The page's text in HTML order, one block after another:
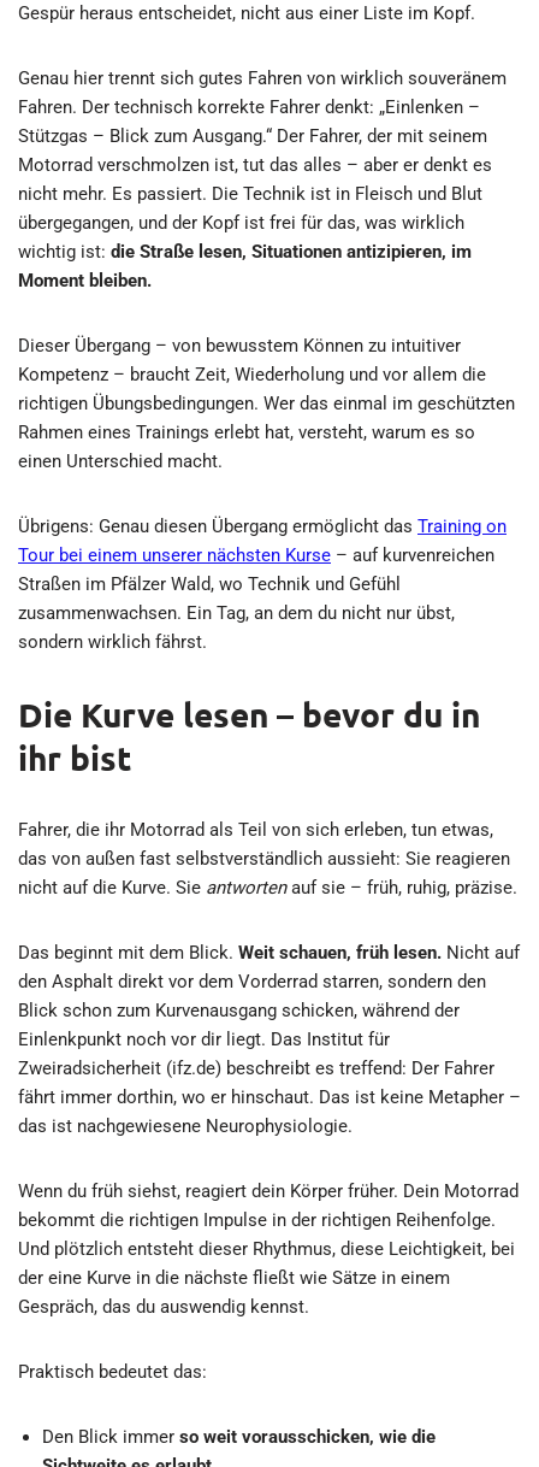
Gespür heraus entscheidet, nicht aus einer Liste im Kopf.
Genau hier trennt sich gutes Fahren von wirklich souveränem
Fahren. Der technisch korrekte Fahrer denkt: „Einlenken –
Stützgas – Blick zum Ausgang.“ Der Fahrer, der mit seinem
Motorrad verschmolzen ist, tut das alles – aber er denkt es
nicht mehr. Es passiert. Die Technik ist in Fleisch und Blut
übergegangen, und der Kopf ist frei für das, was wirklich
wichtig ist: die Straße lesen, Situationen antizipieren, im
Moment bleiben.
Dieser Übergang – von bewusstem Können zu intuitiver
Kompetenz – braucht Zeit, Wiederholung und vor allem die
richtigen Übungsbedingungen. Wer das einmal im geschützten
Rahmen eines Trainings erlebt hat, versteht, warum es so
einen Unterschied macht.
Übrigens: Genau diesen Übergang ermöglicht das Training on
Tour bei einem unserer nächsten Kurse – auf kurvenreichen
Straßen im Pfälzer Wald, wo Technik und Gefühl
zusammenwachsen. Ein Tag, an dem du nicht nur übst,
sondern wirklich fährst.
Die Kurve lesen – bevor du in
ihr bist
Fahrer, die ihr Motorrad als Teil von sich erleben, tun etwas,
das von außen fast selbstverständlich aussieht: Sie reagieren
nicht auf die Kurve. Sie antwortenauf sie – früh, ruhig, präzise.
Das beginnt mit dem Blick. Weit schauen, früh lesen. Nicht auf
den Asphalt direkt vor dem Vorderrad starren, sondern den
Blick schon zum Kurvenausgang schicken, während der
Einlenkpunkt noch vor dir liegt. Das Institut für
Zweiradsicherheit (ifz.de) beschreibt es treffend: Der Fahrer
fährt immer dorthin, wo er hinschaut. Das ist keine Metapher –
das ist nachgewiesene Neurophysiologie.
Wenn du früh siehst, reagiert dein Körper früher. Dein Motorrad
bekommt die richtigen Impulse in der richtigen Reihenfolge.
Und plötzlich entsteht dieser Rhythmus, diese Leichtigkeit, bei
der eine Kurve in die nächste fließt wie Sätze in einem
Gespräch, das du auswendig kennst.
Praktisch bedeutet das:
Den Blick immer so weit vorausschicken, wie die